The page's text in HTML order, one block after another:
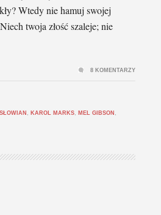
Wtedy nie hamuj swojej
twoja złość szaleje; nie
, KAROL MARKS, MEL GIBSON ,
8 KOMENTARZY